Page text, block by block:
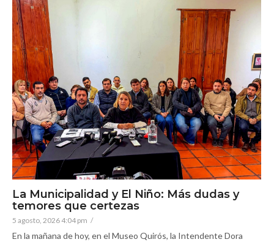
La Municipalidad y El Niño: Más dudas y
temores que certezas
5 agosto, 2026 4:04 pm /
En la mañana de hoy, en el Museo Quirós, la Intendente Dora